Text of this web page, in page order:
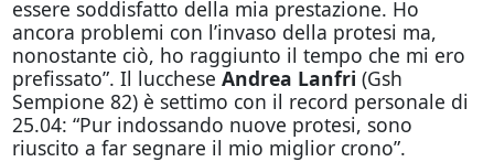
essere soddisfatto della mia prestazione. Ho
ancora problemi con l’invaso della protesi ma,
nonostante ciò, ho raggiunto il tempo che mi ero
prefissato”. Il lucchese Andrea Lanfri (Gsh
Sempione 82) è settimo con il record personale di
25.04: “Pur indossando nuove protesi, sono
riuscito a far segnare il mio miglior crono”.